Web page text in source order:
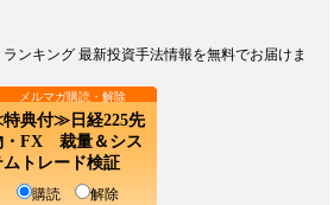
ンキング 最新投資手法情報を無料でお届けま
メルマガ購読・解除
典付≫日経225先
・FX 裁量＆シス
ムトレード検証
購読 解除